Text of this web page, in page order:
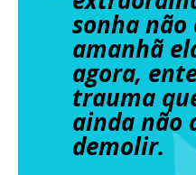
sonha não
amanhã
agora,
trauma
ainda não
demolir.